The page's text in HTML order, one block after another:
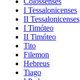
I Tessalonicenses
II Tessalonicenses
I Timóteo
II Timóteo
Tito
Filemon
Hebreus
Tiago